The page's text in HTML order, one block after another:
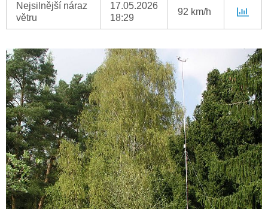
Nejsilnější náraz
větru
17.05.2026
18:29
92 km/h